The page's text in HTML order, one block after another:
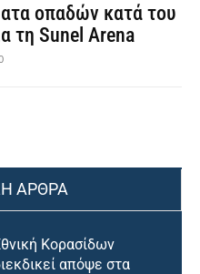
οπαδών κατά του
τη Sunel Arena
ΑΡΘΡΑ
Κορασίδων
απόψε στα